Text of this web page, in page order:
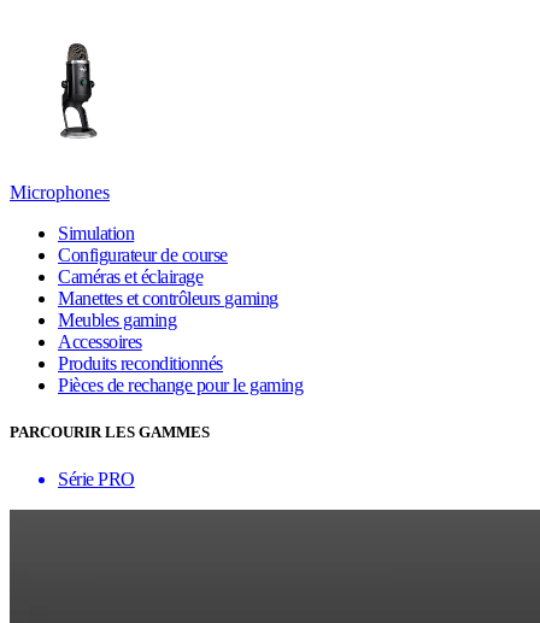
Microphones
Simulation
Configurateur de course
Caméras et éclairage
Manettes et contrôleurs gaming
Meubles gaming
Accessoires
Produits reconditionnés
Pièces de rechange pour le gaming
PARCOURIR LES GAMMES
Série PRO